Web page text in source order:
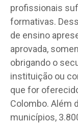
profissionais
formativas.
de ensino
aprovada,
obrigando o
instituição ou
que for
Colombo. Além
municípios,